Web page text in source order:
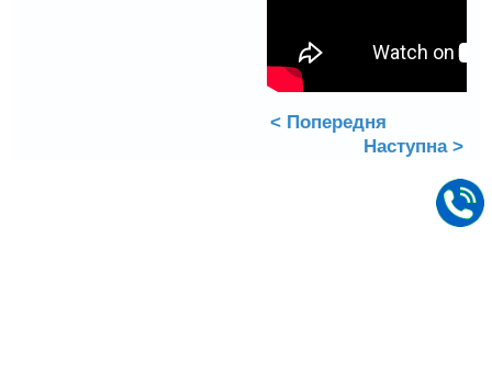
< Попередня
Наступна >